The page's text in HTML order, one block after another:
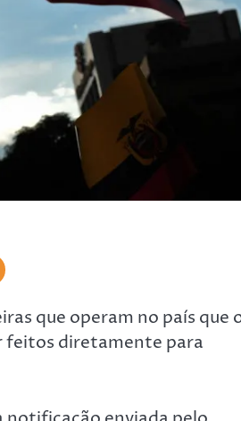
que operam no país que
feitos diretamente para